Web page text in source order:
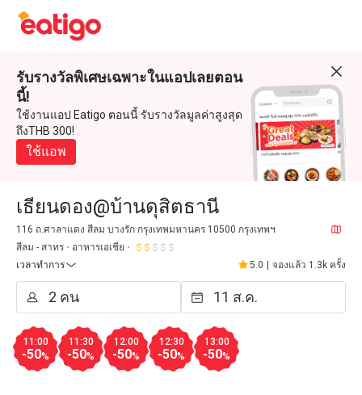
รับรางวัลพิเศษเฉพาะในแอปเลยตอน
นี้!
ใช้งานแอป Eatigo ตอนนี้ รับรางวัลมูลค่าสูงสุด
ถึงTHB 300!
ใช้แอพ
เธียนดอง@บ้านดุสิตธานี
116 ถ.ศาลาแดง สีลม บางรัก กรุงเทพมหานคร 10500 กรุงเทพฯ
สีลม - สาทร
อาหารเอเชีย
เวลาทำการ
5.0 จองแล้ว 1.3k ครั้ง
11:00
-50%
11:30
-50%
12:00
-50%
12:30
-50%
13:00
-50%